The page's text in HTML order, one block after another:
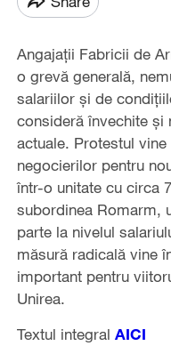
Angajații Fabricii de
o grevă generală,
salariilor și de
consideră învechite și
actuale. Protestul
negocierilor pentru
într-o unitate cu circa
subordinea Romarm,
parte la nivelul
măsură radicală vine
important pentru
Unirea.
Textul integral AICI